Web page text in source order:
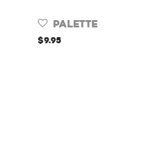
Palette
$9.95